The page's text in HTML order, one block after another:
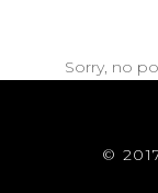
Sorry, no
©